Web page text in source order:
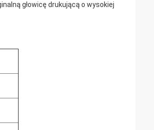
głowicę drukującą o wysokiej